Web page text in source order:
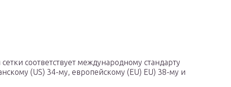
соответствует международному стандарту
(US) 34-му, европейскому (EU) EU) 38-му и